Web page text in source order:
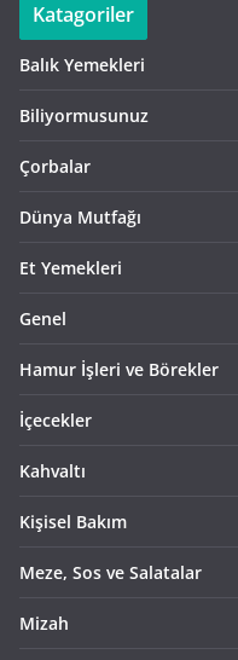
Katagoriler
Balık Yemekleri
Biliyormusunuz
Çorbalar
Dünya Mutfağı
Et Yemekleri
Genel
Hamur İşleri ve Börekler
İçecekler
Kahvaltı
Kişisel Bakım
Meze, Sos ve Salatalar
Mizah